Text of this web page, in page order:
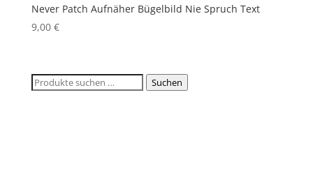
Never Patch Aufnäher Bügelbild Nie Spruch Text
9,00 €
Suchen
Suchen